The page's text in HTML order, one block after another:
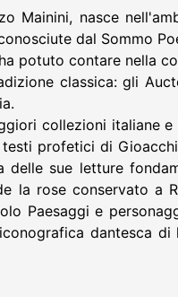
Mainini, nasce
dal Sommo
potuto contare nella
classica: gli
collezioni italiane
profetici di
sue letture
rose conservato a
Paesaggi e
dantesca